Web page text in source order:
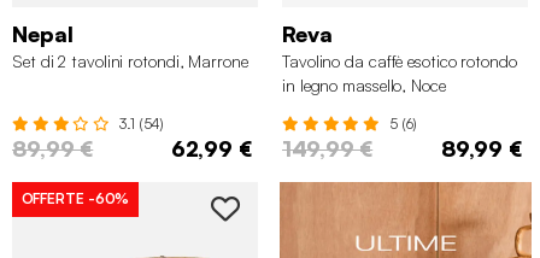
Nepal
Set di 2 tavolini rotondi, Marrone
3.1 (54)
89,99 € 62,99 €
Reva
Tavolino da caffè esotico rotondo
in legno massello, Noce
5 (6)
149,99 € 89,99 €
OFFERTE -60%